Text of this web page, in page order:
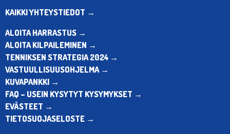
KAIKKI YHTEYSTIEDOT →
ALOITA HARRASTUS →
ALOITA KILPAILEMINEN →
TENNIKSEN STRATEGIA 2024 →
VASTUULLISUUSOHJELMA →
KUVAPANKKI →
FAQ – USEIN KYSYTYT KYSYMYKSET →
EVÄSTEET →
TIETOSUOJASELOSTE →